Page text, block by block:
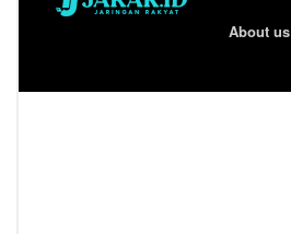
About us